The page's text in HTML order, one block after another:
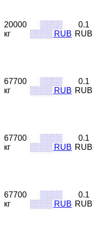
20000
кг
░░░░
░░░░ RUB
0.1
RUB
67700
кг
░░░░
░░░░ RUB
0.1
RUB
67700
кг
░░░░
░░░░ RUB
0.1
RUB
67700
кг
░░░░
░░░░ RUB
0.1
RUB